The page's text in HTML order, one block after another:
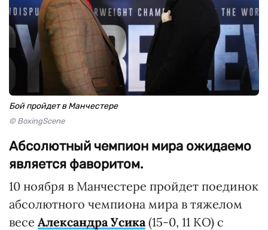
Бой пройдет в Манчестере
© BoxingScene
Абсолютный чемпион мира ожидаемо
является фаворитом.
10 ноября в Манчестере пройдет поединок
абсолютного чемпиона мира в тяжелом
весе Александра Усика(15-0, 11 КО) с